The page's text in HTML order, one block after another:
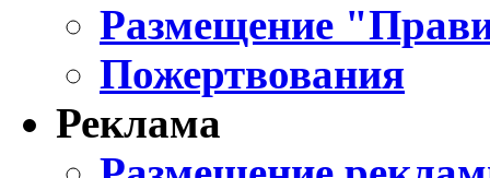
Размещение
Пожертвования
Реклама